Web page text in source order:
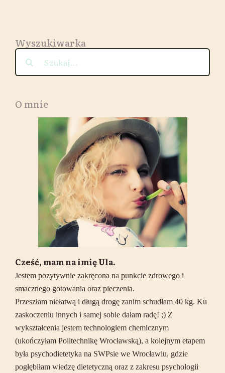
Wyszukiwarka
O mnie
Cześć, mam na imię Ula.
Jestem pozytywnie zakręcona na punkcie zdrowego i
smacznego gotowania oraz pieczenia.
Przeszłam niełatwą i długą drogę zanim schudłam 40 kg. Ku
zaskoczeniu innych i samej sobie dałam radę! ;) Z
wykształcenia jestem technologiem chemicznym
(ukończyłam Politechnikę Wrocławską), a kolejnym etapem
była psychodietetyka na SWPsie we Wrocławiu, gdzie
pogłębiłam wiedzę dietetyczną oraz z zakresu psychologii